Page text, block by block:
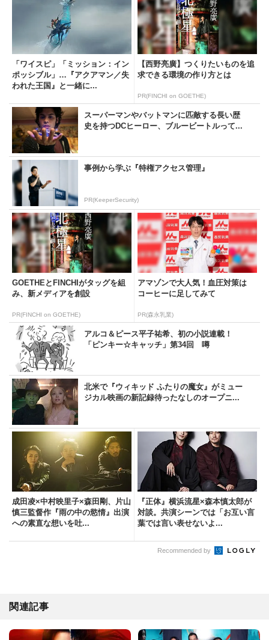
「ワイスピ」「ミッション：イン
ポッシブル」…『アクアマン／失
われた王国』と一緒に...
【西野亮廣】つくりたいものを追
求できる環境の作り方とは
PR(FINCHI on GOETHE)
スーパーマンやバットマンに匹敵する長い歴
史を持つDCヒーロー、ブルービートルって...
事例から学ぶ『特権アクセス管理』
PR(KeeperSecurity)
GOETHEとFINCHIがタッグを組
み、新メディアを創設
PR(FINCHI on GOETHE)
アマゾンで大人気！血圧対策は
コーヒーに足してみて
PR(森永乳業)
アルコ＆ピース平子祐希、初の小説連載！
「ピンキー☆キャッチ」第34回 噂
北米で『ウィキッド ふたりの魔女』がミュー
ジカル映画の新記録待ったなしのオープニ...
成田凌×中村映里子×森田剛、片山
慎三監督作『雨の中の慾情』出演
への素直な想いを吐...
『正体』横浜流星×森本慎太郎が
対談。共演シーンでは「お互い言
葉では言い表せないよ...
Recommended by
関連記事